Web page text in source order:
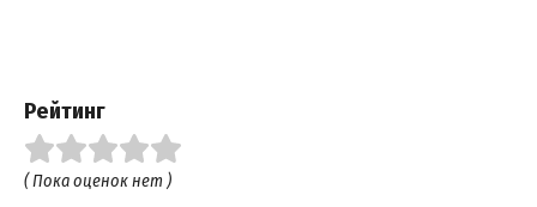
Рейтинг
( Пока оценок нет )